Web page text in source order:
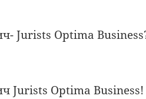
Jurists Optima
Jurists Optima Business!